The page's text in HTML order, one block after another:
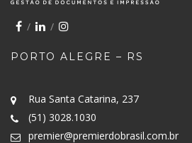
PORTO ALEGRE – RS
Rua Santa Catarina, 237
(51) 3028.1030
premier@premierdobrasil.com.br